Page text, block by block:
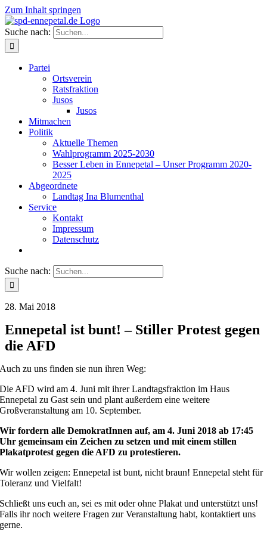
Zum Inhalt springen
Suche nach:
Partei
Ortsverein
Ratsfraktion
Jusos
Jusos
Mitmachen
Politik
Aktuelle Themen
Wahlprogramm 2025-2030
Besser Leben in Ennepetal – Unser Programm 2020-
2025
Abgeordnete
Landtag Ina Blumenthal
Service
Kontakt
Impressum
Datenschutz
Suche nach:
28. Mai 2018
Ennepetal ist bunt! – Stiller Protest gegen
die AFD
Auch zu uns finden sie nun ihren Weg:
Die AFD wird am 4. Juni mit ihrer Landtagsfraktion im Haus
Ennepetal zu Gast sein und plant außerdem eine weitere
Großveranstaltung am 10. September.
Wir fordern alle DemokratInnen auf, am 4. Juni 2018 ab 17:45
Uhr gemeinsam ein Zeichen zu setzen und mit einem stillen
Plakatprotest gegen die AFD zu protestieren.
Wir wollen zeigen: Ennepetal ist bunt, nicht braun! Ennepetal steht für
Toleranz und Vielfalt!
Schließt uns euch an, sei es mit oder ohne Plakat und unterstützt uns!
Falls ihr noch weitere Fragen zur Veranstaltung habt, kontaktiert uns
gerne.